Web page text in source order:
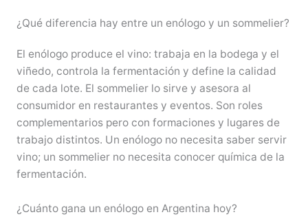
¿Qué diferencia hay entre un enólogo y un sommelier?
El enólogo produce el vino: trabaja en la bodega y el
viñedo, controla la fermentación y define la calidad
de cada lote. El sommelier lo sirve y asesora al
consumidor en restaurantes y eventos. Son roles
complementarios pero con formaciones y lugares de
trabajo distintos. Un enólogo no necesita saber servir
vino; un sommelier no necesita conocer química de la
fermentación.
¿Cuánto gana un enólogo en Argentina hoy?